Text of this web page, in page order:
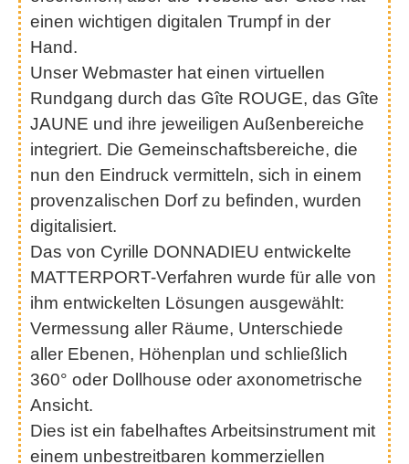
einen wichtigen digitalen Trumpf in der
Hand.
Unser Webmaster hat einen virtuellen
Rundgang durch das Gîte ROUGE, das Gîte
JAUNE und ihre jeweiligen Außenbereiche
integriert. Die Gemeinschaftsbereiche, die
nun den Eindruck vermitteln, sich in einem
provenzalischen Dorf zu befinden, wurden
digitalisiert.
Das von Cyrille DONNADIEU entwickelte
MATTERPORT-Verfahren wurde für alle von
ihm entwickelten Lösungen ausgewählt:
Vermessung aller Räume, Unterschiede
aller Ebenen, Höhenplan und schließlich
360° oder Dollhouse oder axonometrische
Ansicht.
Dies ist ein fabelhaftes Arbeitsinstrument mit
einem unbestreitbaren kommerziellen